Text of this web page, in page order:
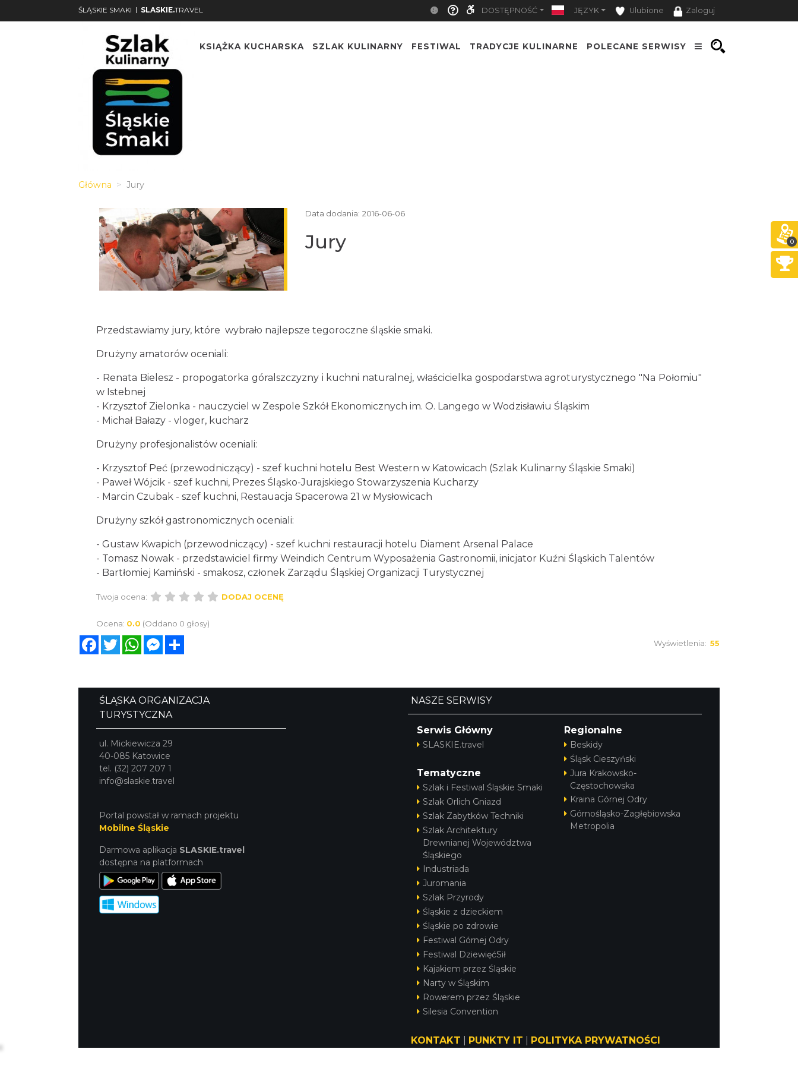
ŚLĄSKIE SMAKI | SLASKIE.TRAVEL DOSTĘPNOŚĆ JĘZYK Ulubione Zaloguj
KSIĄŻKA KUCHARSKA SZLAK KULINARNY FESTIWAL TRADYCJE KULINARNE POLECANE SERWISY
Główna Jury
Data dodania: 2016-06-06
Jury
Przedstawiamy jury, które wybrało najlepsze tegoroczne śląskie smaki.
Drużyny amatorów oceniali:
- Renata Bielesz - propogatorka góralszczyzny i kuchni naturalnej, właścicielka gospodarstwa agroturystycznego "Na Połomiu"
w Istebnej
- Krzysztof Zielonka - nauczyciel w Zespole Szkół Ekonomicznych im. O. Langego w Wodzisławiu Śląskim
- Michał Bałazy - vloger, kucharz
Drużyny profesjonalistów oceniali:
- Krzysztof Peć (przewodniczący) - szef kuchni hotelu Best Western w Katowicach (Szlak Kulinarny Śląskie Smaki)
- Paweł Wójcik - szef kuchni, Prezes Śląsko-Jurajskiego Stowarzyszenia Kucharzy
- Marcin Czubak - szef kuchni, Restauacja Spacerowa 21 w Mysłowicach
Drużyny szkół gastronomicznych oceniali:
- Gustaw Kwapich (przewodniczący) - szef kuchni restauracji hotelu Diament Arsenal Palace
- Tomasz Nowak - przedstawiciel firmy Weindich Centrum Wyposażenia Gastronomii, inicjator Kuźni Śląskich Talentów
- Bartłomiej Kamiński - smakosz, członek Zarządu Śląskiej Organizacji Turystycznej
Twoja ocena: DODAJ OCENĘ
Ocena: 0.0 (Oddano 0 głosy)
FacebookTwitterWhatsAppMessenger Wyświetlenia: 55
ŚLĄSKA ORGANIZACJA
TURYSTYCZNA
ul. Mickiewicza 29
40-085 Katowice
tel. (32) 207 207 1
info@slaskie.travel
Portal powstał w ramach projektu
Mobilne Śląskie
Darmowa aplikacja SLASKIE.travel
dostępna na platformach
NASZE SERWISY
Serwis Główny
SLASKIE.travel
Tematyczne
Szlak i Festiwal Śląskie Smaki
Szlak Orlich Gniazd
Szlak Zabytków Techniki
Szlak Architektury
Drewnianej Województwa
Śląskiego
Industriada
Juromania
Szlak Przyrody
Śląskie z dzieckiem
Śląskie po zdrowie
Festiwal Górnej Odry
Festiwal DziewięćSił
Kajakiem przez Śląskie
Narty w Śląskim
Rowerem przez Śląskie
Silesia Convention
Regionalne
Beskidy
Śląsk Cieszyński
Jura Krakowsko-
Częstochowska
Kraina Górnej Odry
Górnośląsko-Zagłębiowska
Metropolia
KONTAKT PUNKTY IT POLITYKA PRYWATNOŚCI
0